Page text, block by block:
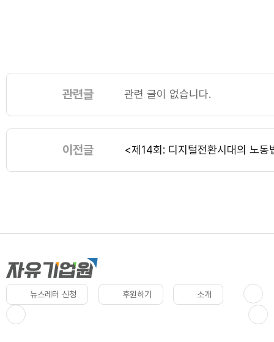
관련글 관련 글이 없습니다.
이전글 <제14회: 디지털전환시대의 노
뉴스레터 신청 후원하기 소개